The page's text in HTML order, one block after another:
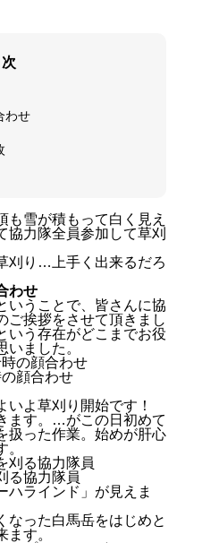
次
わせ
も雪が積もって白く見え
協力隊全員参加して草刈
刈り…上手く出来るだろ
わせ
いうことで、皆さんに協
ご挨拶をさせて頂きまし
いう存在がどこまでお役
ました。
顔合わせ
よ草刈り開始です！
ます。…がこの日初めて
扱った作業。始めが肝心
る協力隊員
ハラインド」が見えま
なった白馬岳をはじめと
ます。